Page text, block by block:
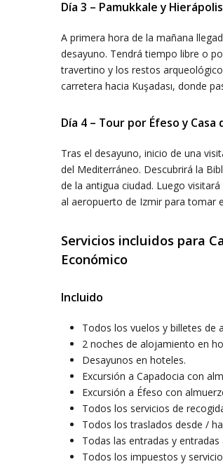
Día 3 – Pamukkale y
A primera hora de la mañana
desayuno. Tendrá tiempo libre o
travertino y los restos
carretera hacia Kuşadası, donde
Día 4 – Tour por Éfeso y
Tras el desayuno, inicio de una
del Mediterráneo. Descubrirá la
de la antigua ciudad. Luego
al aeropuerto de Izmir para tomar
Servicios incluidos para
Económico
Incluido
Todos los vuelos y billetes de
2 noches de alojamiento en
Desayunos en hoteles.
Excursión a Capadocia con
Excursión a Éfeso con
Todos los servicios de
Todos los traslados desde /
Todas las entradas y
Todos los impuestos y